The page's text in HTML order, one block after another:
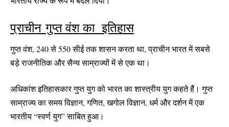
प्राचीन गुप्त वंश का इतिहास
गुप्त वंश, 240 से 550 सीई तक शासन करता था, प्राचीन भारत में सबसे
बड़े राजनीतिक और सैन्य साम्राज्यों में से एक था।
अधिकांश इतिहासकार गुप्त युग को भारत का शास्त्रीय युग कहते हैं। गुप्त
साम्राज्य का समय विज्ञान, गणित, खगोल विज्ञान, धर्म और दर्शन में एक
भारतीय “स्वर्ण युग” साबित हुआ।